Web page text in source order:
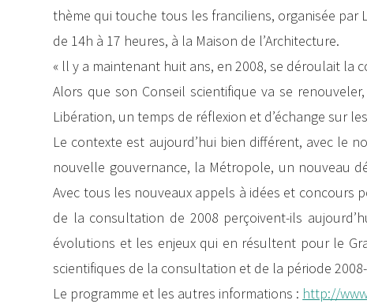
thème qui touche tous les franciliens, organisée par
de 14h à 17 heures, à la Maison de l’Architecture.
« ll y a maintenant huit ans, en 2008, se déroulait la
Alors que son Conseil scientifique va se
Libération, un temps de réflexion et d’échange sur
Le contexte est aujourd’hui bien différent, avec le
nouvelle gouvernance, la Métropole, un nouveau
Avec tous les nouveaux appels à idées et concours
de la consultation de 2008 perçoivent-ils
évolutions et les enjeux qui en résultent pour le
scientifiques de la consultation et de la période
Le programme et les autres informations : http://